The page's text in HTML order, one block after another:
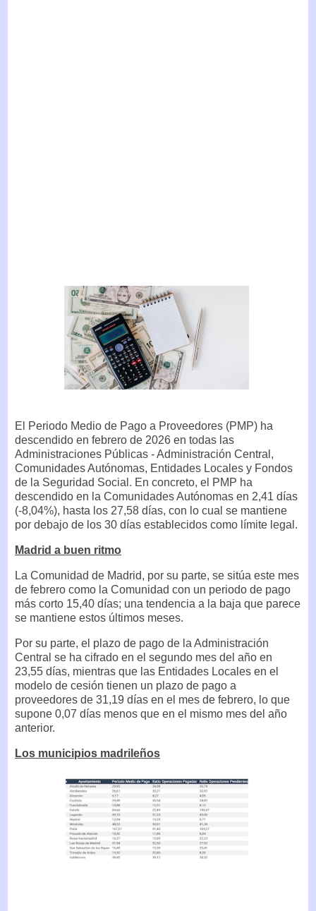
El Periodo Medio de Pago a Proveedores (PMP) ha
descendido en febrero de 2026 en todas las
Administraciones Públicas - Administración Central,
Comunidades Autónomas, Entidades Locales y Fondos
de la Seguridad Social. En concreto, el PMP ha
descendido en la Comunidades Autónomas en 2,41 días
(-8,04%), hasta los 27,58 días, con lo cual se mantiene
por debajo de los 30 días establecidos como límite legal.
Madrid a buen ritmo
La Comunidad de Madrid, por su parte, se sitúa este mes
de febrero como la Comunidad con un periodo de pago
más corto 15,40 días; una tendencia a la baja que parece
se mantiene estos últimos meses.
Por su parte, el plazo de pago de la Administración
Central se ha cifrado en el segundo mes del año en
23,55 días, mientras que las Entidades Locales en el
modelo de cesión tienen un plazo de pago a
proveedores de 31,19 días en el mes de febrero, lo que
supone 0,07 días menos que en el mismo mes del año
anterior.
Los municipios madrileños